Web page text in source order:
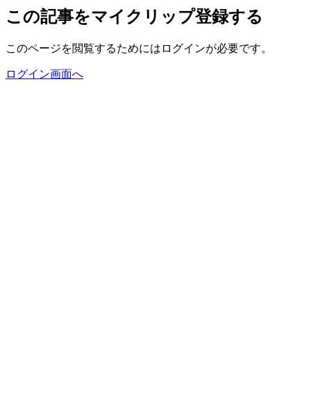
この記事をマイクリップ登録する
このページを閲覧するためにはログインが必要です。
ログイン画面へ